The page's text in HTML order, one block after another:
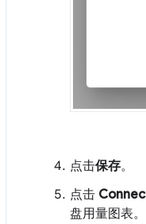
点击保存。
点击
盘用量图表